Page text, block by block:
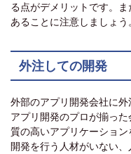
る点がデメリットです。
あることに注意しましょう
外注しての開発
外部のアプリ開発会社に外
アプリ開発のプロが揃っ
質の高いアプリケーショ
開発を行う人材がいない